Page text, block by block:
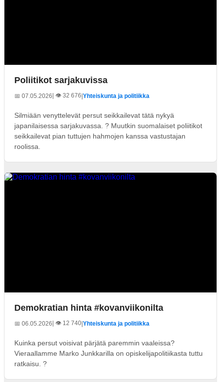
Poliitikot sarjakuvissa
📅 07.05.2026| 👁️ 32 676 Yhteiskunta ja politiikka
Silmiään venyttelevät persut seikkailevat tätä nykyä
japanilaisessa sarjakuvassa. ? Muutkin suomalaiset poliitikot
seikkailevat pian tuttujen hahmojen kanssa vastustajan
roolissa.
Demokratian hinta #kovanviikonilta
📅 06.05.2026| 👁️ 12 740 Yhteiskunta ja politiikka
Kuinka persut voisivat pärjätä paremmin vaaleissa?
Vieraallamme Marko Junkkarilla on opiskelijapolitiikasta tuttu
ratkaisu. ?